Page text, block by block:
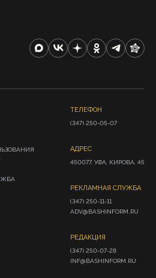
ТЕЛЕФОН
(347) 250-05-07
АДРЕС
450077, УФА, КИРОВА, 45
РЕКЛАМНАЯ СЛУЖБА
(347) 250-11-11
ADV@BASHINFORM.RU
РЕДАКЦИЯ
(347) 250-07-28
INF@BASHINFORM.RU